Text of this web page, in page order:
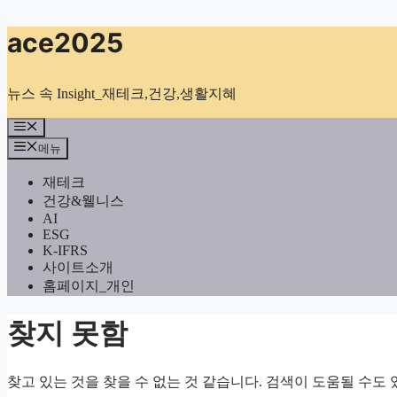
컨
텐
로
너
뛰
기
ace2025
뉴스 속 Insight_재테크,건강,생활지혜
메
뉴
메뉴
재테크
건강&웰니스
AI
ESG
K-IFRS
사이트소개
홈페이지_개인
찾지 못함
찾고 있는 것을 찾을 수 없는 것 같습니다. 검색이 도움될 수도